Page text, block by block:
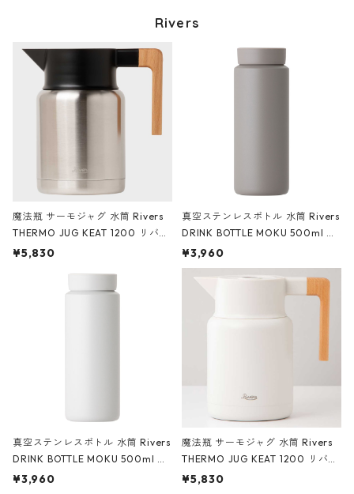
Rivers
魔法瓶 サーモジャグ 水筒 Rivers
THERMO JUG KEAT 1200 リバー
ズ サーモジャグ キート 1200ml
¥5,830
真空ステンレスボトル 水筒 Rivers
DRINK BOTTLE MOKU 500ml リ
バーズ ドリンクボトル モク トー
プ
¥3,960
真空ステンレスボトル 水筒 Rivers
DRINK BOTTLE MOKU 500ml リ
バーズ ドリンクボトル モク ライ
¥3,960
魔法瓶 サーモジャグ 水筒 Rivers
THERMO JUG KEAT 1200 リバー
ズ サーモジャグ キート 1200ml
¥5,830